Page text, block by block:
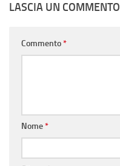
LASCIA UN COMMENTO
Commento*
Nome*